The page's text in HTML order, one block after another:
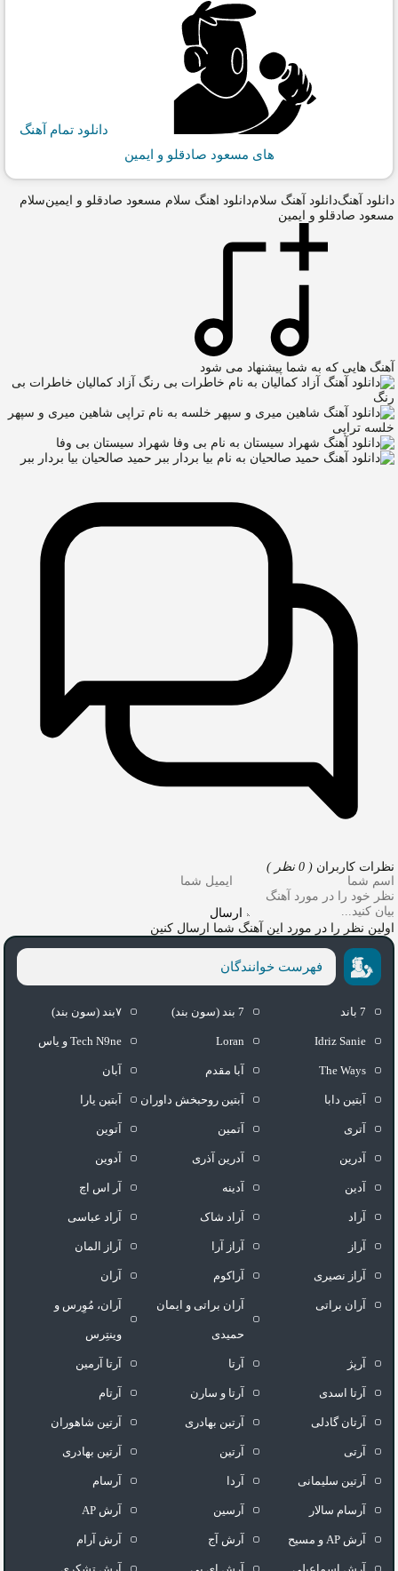
دانلود تمام آهنگ
های مسعود صادقلو و ایمین
دانلود آهنگدانلود آهنگ سلامدانلود اهنگ سلام مسعود صادقلو و ایمینسلام
مسعود صادقلو و ایمین
آهنگ هایی که به شما پیشنهاد می شود
آزاد کمالیان خاطرات بی
رنگ
شاهین میری و سپهر
خلسه تراپی
شهراد سیستان بی وفا
حمید صالحیان بیا بردار ببر
نظرات کاربران( 0 نظر )
ارسال
اولین نظر را در مورد این آهنگ شما ارسال کنین
فهرست خوانندگان
7 باند 7 بند (سون بند) ۷بند (سون بند)
Idriz Sanie
Loran Tech N9ne و یاس
The Ways آبا مقدم آبان
آبتین دابا آبتین روحبخش داوران آبتین یارا
آتری آتمین آتوین
آدرین آدرین آذری آدوین
آدین آدینه آر اس اچ
آراد آراد شاک آراد عباسی
آراز آراز آرا آراز المان
آراز نصیری آراکوم آران
آران براتی آران براتی و ایمان
حمیدی
آران، مُوِرس و
وینتِرس
آرپژ آرتا آرتا آرمین
آرتا اسدی آرتا و سارن آرتام
آرتان گادلی آرتبن بهادری آرتين شاهوران
آرتی آرتین آرتین بهادری
آرتین سلیمانی آردا آرسام
آرسام سالار آرسین آرش AP
آرش AP و مسیح آرش آج آرش آرام